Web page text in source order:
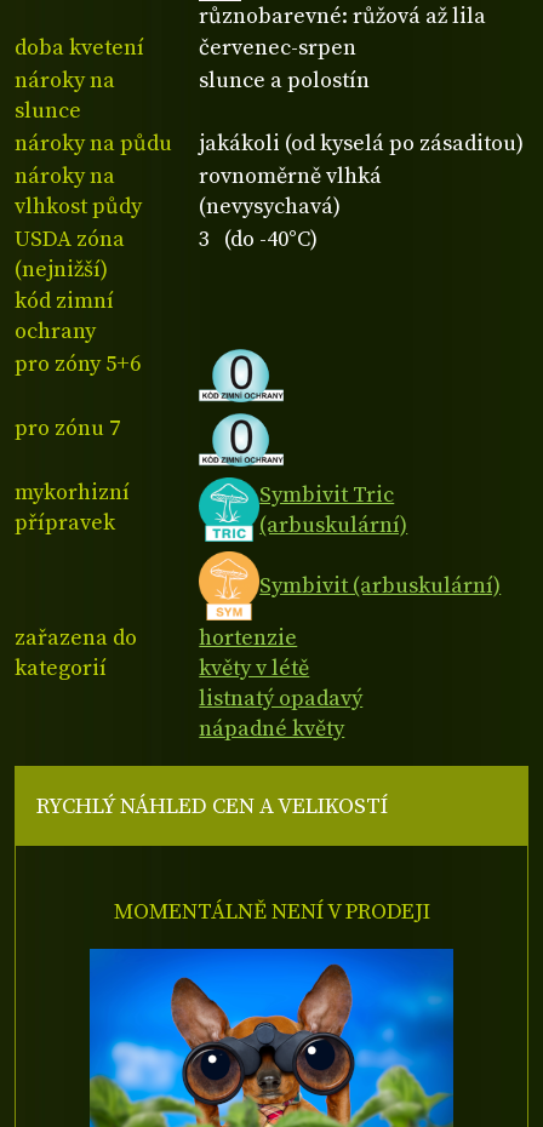
různobarevné: růžová až lila
doba kvetení
červenec-srpen
nároky na
slunce
slunce a polostín
nároky na půdu
jakákoli (od kyselá po zásaditou)
nároky na
vlhkost půdy
rovnoměrně vlhká
(nevysychavá)
USDA zóna
(nejnižší)
3 (do -40°C)
kód zimní
ochrany
pro zóny 5+6
pro zónu 7
mykorhizní
přípravek
Symbivit Tric
(arbuskulární)
Symbivit (arbuskulární)
zařazena do
kategorií
hortenzie
květy v létě
listnatý opadavý
nápadné květy
RYCHLÝ NÁHLED CEN A VELIKOSTÍ
MOMENTÁLNĚ NENÍ V PRODEJI